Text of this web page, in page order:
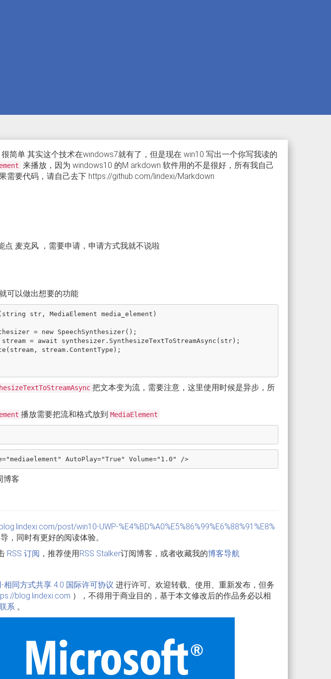
简单 其实这个技术在windows7就有了，但是现在 win10 写出一个你写我读的
来播放，因为 windows10 的M arkdown 软件用的不是很好，所有我自己
需要代码，请自己去下 https://github.com/lindexi/Markdown
点 麦克风 ，需要申请，申请方式我就不说啦
可以做出想要的功能
把文本变为流，需要注意，这里使用时候是异步，所
播放需要把流和格式放到 MediaElement
博客
post/win10-UWP-%E4%BD%A0%E5%86%99%E6%88%91%E8%
，同时有更好的阅读体验。
RSS 订阅 ，推荐使用RSS Stalker订阅博客，或者收藏我的博客导航
同方式共享 4.0 国际许可协议 进行许可。欢迎转载、使用、重新发布，但务
blog.lindexi.com ），不得用于商业目的，基于本文修改后的作品务必以相
系。